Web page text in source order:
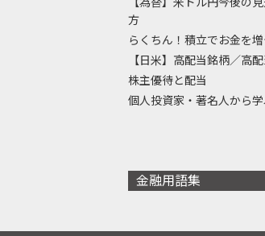
方
らくちん！積立でお金を
【日米】高配当銘柄／高
株主優待と配当
個人投資家・著名人から
金融用語集